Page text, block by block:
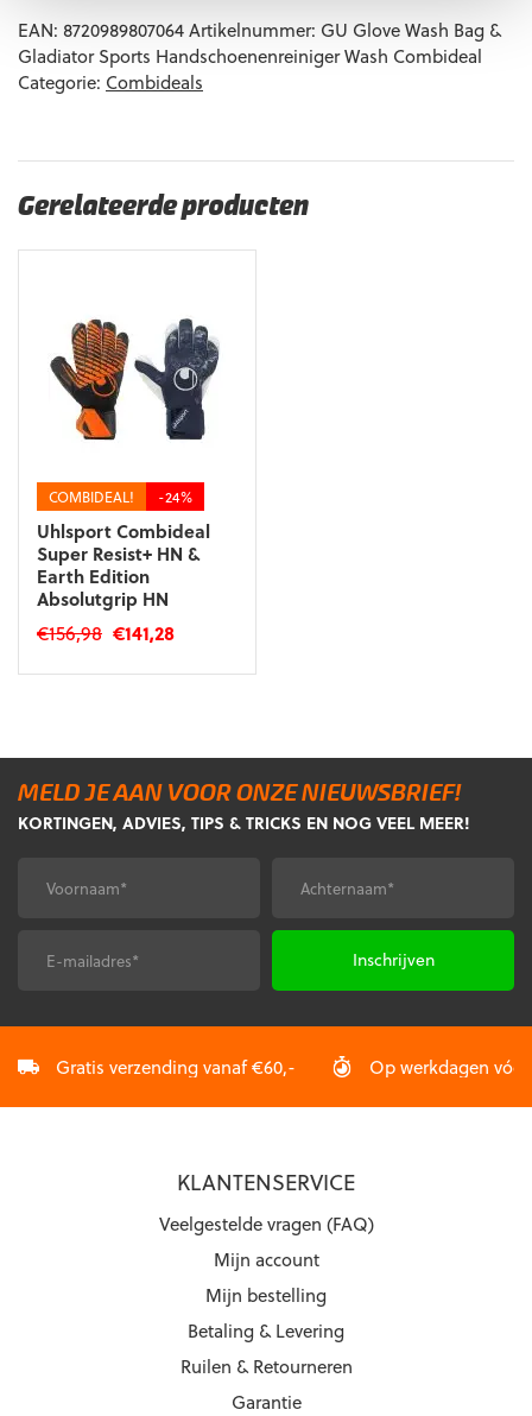
EAN: 8720989807064Artikelnummer: GU Glove Wash Bag &
Gladiator Sports Handschoenenreiniger Wash Combideal
Categorie: Combideals
Gerelateerde producten
COMBIDEAL! -24%
Uhlsport Combideal
Super Resist+ HN &
Earth Edition
Absolutgrip HN
€156,98 Oorspronkelijke
€141,28Huidige
MELD JE AAN VOOR ONZE NIEUWSBRIEF!
KORTINGEN, ADVIES, TIPS & TRICKS EN NOG VEEL MEER!
Voornaam* Achternaam*
Gratis verzending vanaf €60,- Op werkdagen
KLANTENSERVICE
Veelgestelde vragen (FAQ)
Mijn account
Mijn bestelling
Betaling & Levering
Ruilen & Retourneren
Garantie